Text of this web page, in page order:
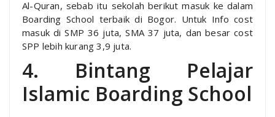
Al-Quran, sebab itu sekolah berikut masuk ke dalam
Boarding School terbaik di Bogor. Untuk Info cost
masuk di SMP 36 juta, SMA 37 juta, dan besar cost
SPP lebih kurang 3,9 juta.
4. Bintang Pelajar
Islamic Boarding School